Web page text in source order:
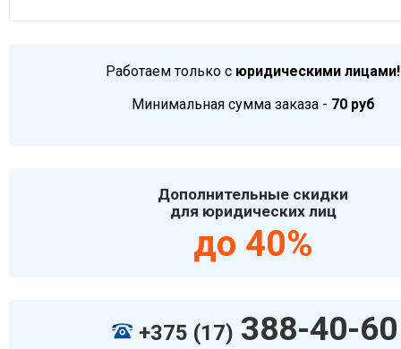
Работаем только с юридическими лицами!
Минимальная сумма заказа - 70 руб
Дополнительные скидки
для юридических лиц
до 40%
+375 (17) 388-40-60